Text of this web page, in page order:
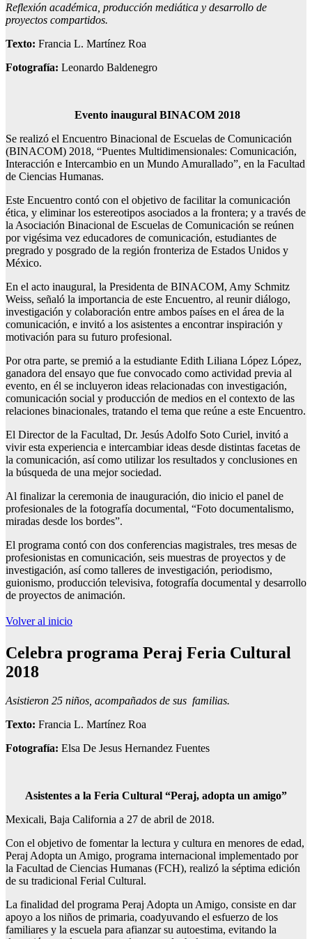
Reflexión académica, producción mediática y desarrollo de
proyectos compartidos.
Texto: Francia L. Martínez Roa
Fotografía: Leonardo Baldenegro
Evento inaugural BINACOM 2018
Se realizó el Encuentro Binacional de Escuelas de Comunicación
(BINACOM) 2018, “Puentes Multidimensionales: Comunicación,
Interacción e Intercambio en un Mundo Amurallado”, en la Facultad
de Ciencias Humanas.
Este Encuentro contó con el objetivo de facilitar la comunicación
ética, y eliminar los estereotipos asociados a la frontera; y a través de
la Asociación Binacional de Escuelas de Comunicación se reúnen
por vigésima vez educadores de comunicación, estudiantes de
pregrado y posgrado de la región fronteriza de Estados Unidos y
México.
En el acto inaugural, la Presidenta de BINACOM, Amy Schmitz
Weiss, señaló la importancia de este Encuentro, al reunir diálogo,
investigación y colaboración entre ambos países en el área de la
comunicación, e invitó a los asistentes a encontrar inspiración y
motivación para su futuro profesional.
Por otra parte, se premió a la estudiante Edith Liliana López López,
ganadora del ensayo que fue convocado como actividad previa al
evento, en él se incluyeron ideas relacionadas con investigación,
comunicación social y producción de medios en el contexto de las
relaciones binacionales, tratando el tema que reúne a este Encuentro.
El Director de la Facultad, Dr. Jesús Adolfo Soto Curiel, invitó a
vivir esta experiencia e intercambiar ideas desde distintas facetas de
la comunicación, así como utilizar los resultados y conclusiones en
la búsqueda de una mejor sociedad.
Al finalizar la ceremonia de inauguración, dio inicio el panel de
profesionales de la fotografía documental, “Foto documentalismo,
miradas desde los bordes”.
El programa contó con dos conferencias magistrales, tres mesas de
profesionistas en comunicación, seis muestras de proyectos y de
investigación, así como talleres de investigación, periodismo,
guionismo, producción televisiva, fotografía documental y desarrollo
de proyectos de animación.
Volver al inicio
Celebra programa Peraj Feria Cultural
2018
Asistieron 25 niños, acompañados de sus familias.
Texto: Francia L. Martínez Roa
Fotografía: Elsa De Jesus Hernandez Fuentes
Asistentes a la Feria Cultural “Peraj, adopta un amigo”
Mexicali, Baja California a 27 de abril de 2018.
Con el objetivo de fomentar la lectura y cultura en menores de edad,
Peraj Adopta un Amigo, programa internacional implementado por
la Facultad de Ciencias Humanas (FCH), realizó la séptima edición
de su tradicional Ferial Cultural.
La finalidad del programa Peraj Adopta un Amigo, consiste en dar
apoyo a los niños de primaria, coadyuvando el esfuerzo de los
familiares y la escuela para afianzar su autoestima, evitando la